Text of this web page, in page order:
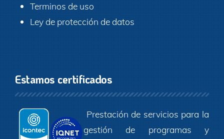
Terminos de uso
Ley de protección de datos
Estamos certificados
Prestación de servicios para la
gestión de programas y